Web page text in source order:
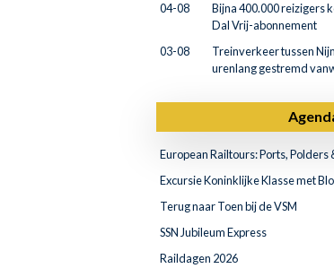
04-08
Bijna 400.000 reizigers
Dal Vrij-abonnement
03-08
Treinverkeer tussen
urenlang gestremd
European Railtours: Ports, Polders
Excursie Koninklijke Klasse met
Terug naar Toen bij de VSM
SSN Jubileum Express
Raildagen 2026